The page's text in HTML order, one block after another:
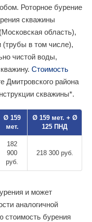
Роторное бурение
скважины
область),
(трубы в том числе),
чистой воды,
Стоимость
Дмитровского района
скважины*.
Ø 159
мет.
Ø 159 мет. + Ø
125 ПНД
182
900
руб.
218 300 руб.
и может
аналогичной
стоимость бурения